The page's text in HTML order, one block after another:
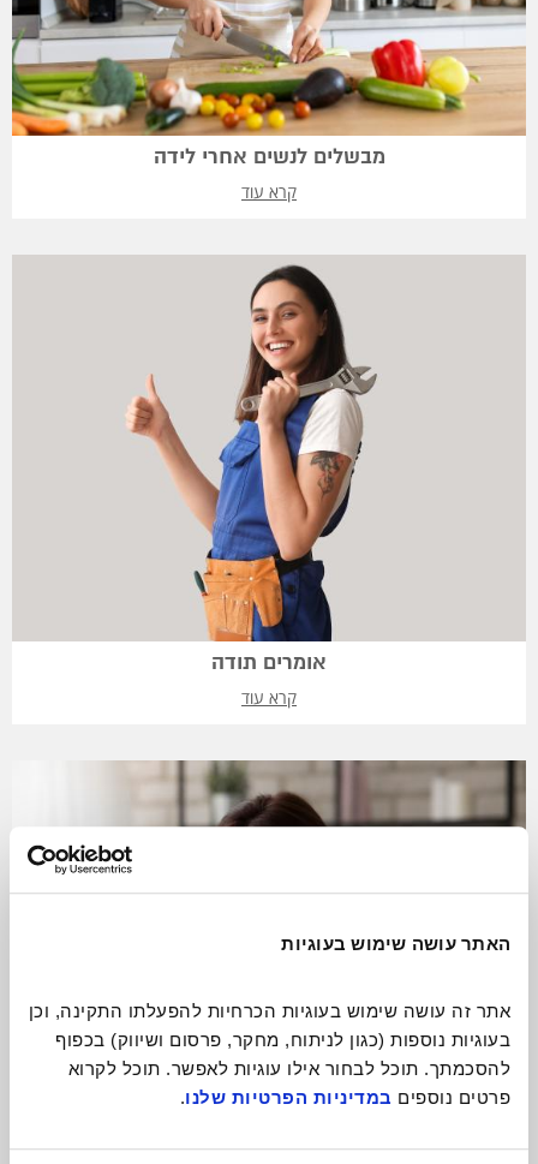
האתר עושה שימוש בעוגיות
פרטים נוספים במדיניות הפרטיות שלנו.
מבשלים לנשים אחרי לידה
קרא עוד
אומרים תודה
קרא עוד